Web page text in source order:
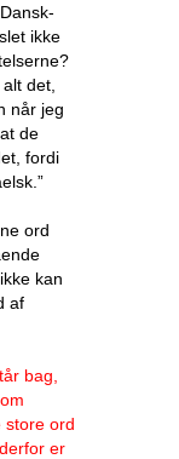
ikke
det,
når jeg
de
fordi
ord
kan
af
bag,
store ord
er